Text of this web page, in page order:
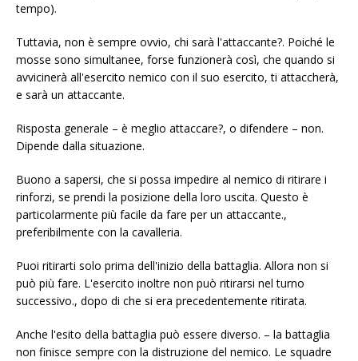
tempo).
Tuttavia, non è sempre ovvio, chi sarà l'attaccante?. Poiché le
mosse sono simultanee, forse funzionerà così, che quando si
avvicinerà all'esercito nemico con il suo esercito, ti attaccherà,
e sarà un attaccante.
Risposta generale – è meglio attaccare?, o difendere – non.
Dipende dalla situazione.
Buono a sapersi, che si possa impedire al nemico di ritirare i
rinforzi, se prendi la posizione della loro uscita. Questo è
particolarmente più facile da fare per un attaccante.,
preferibilmente con la cavalleria.
Puoi ritirarti solo prima dell'inizio della battaglia. Allora non si
può più fare. L'esercito inoltre non può ritirarsi nel turno
successivo., dopo di che si era precedentemente ritirata.
Anche l'esito della battaglia può essere diverso. – la battaglia
non finisce sempre con la distruzione del nemico. Le squadre